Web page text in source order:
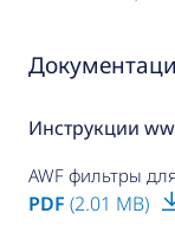
Инструкции
AWF фильтры
PDF (2.01 MB)